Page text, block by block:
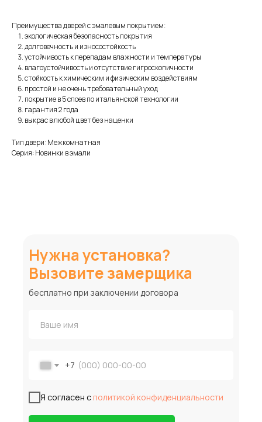
Преимущества дверей с эмалевым покрытием:
экологическая безопасность покрытия
долговечность и износостойкость
устойчивость к перепадам влажности и температуры
влагоустойчивость и отсутствие гигроскопичности
стойкость к химическим и физическим воздействиям
простой и не очень требовательный уход
покрытие в 5 слоев по итальянской технологии
гарантия 2 года
выкрас в любой цвет без наценки
Тип двери: Межкомнатная
Серия: Новинки в эмали
Нужна установка?
Вызовите замерщика
+7
Я согласен с политикой конфиденциальности
бесплатно при заключении договора